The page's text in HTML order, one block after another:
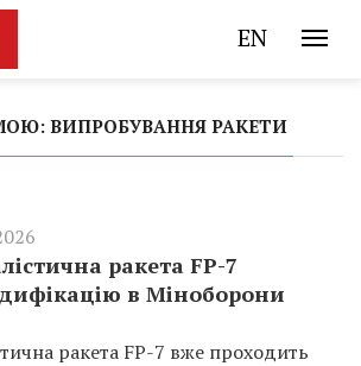
EN
ВИПРОБУВАННЯ РАКЕТИ
ракета FP-7
в Міноборони
ракета FP-7 вже проходить